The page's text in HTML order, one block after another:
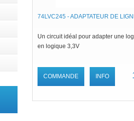
74LVC245 - ADAPTATEUR DE
Un circuit idéal pour adapter une
en logique 3,3V
COMMANDE INFO